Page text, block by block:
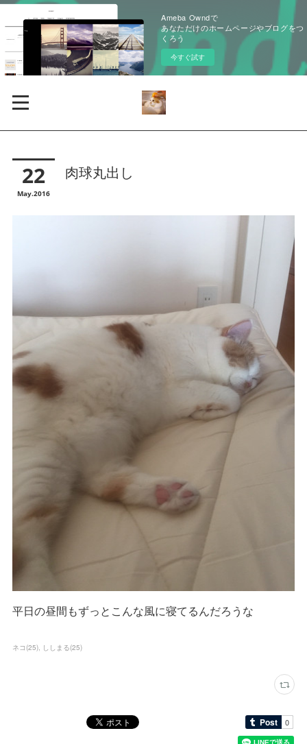
Ameba Owndで
あなただけのホームページやブログをつ
くろう
今すぐ試す
22
May 2016
肉球丸出し
平日の昼間もずっとこんな風に寝てるんだろうな
ネコ (25) ししまる(25)